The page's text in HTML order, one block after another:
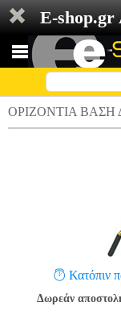
E-shop.gr
ΟΡΙΖΟΝΤΙΑ ΒΑΣΗ
Κατόπιν
Δωρεάν